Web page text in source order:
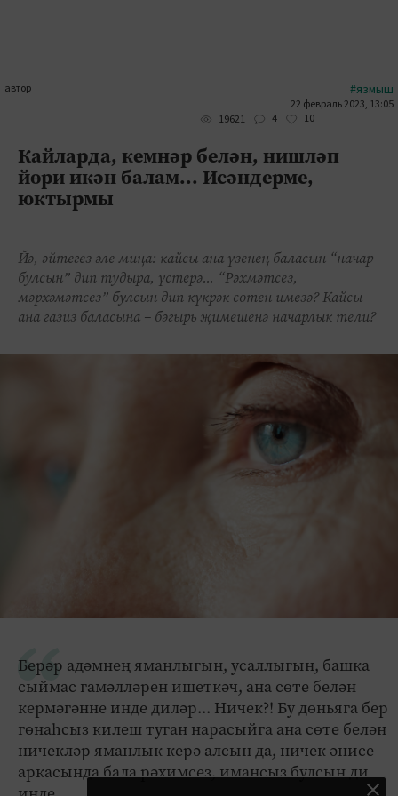
автор #язмыш
22 февраль 2023, 13:05
19621
4 10
Кайларда, кемнәр белән, нишләп
йөри икән балам... Исәндерме,
юктырмы
Йә, әйтегез әле миңа: кайсы ана үзенең баласын “начар
булсын” дип тудыра, үстерә... “Рәхмәтсез,
мәрхәмәтсез” булсын дип күкрәк сөтен имезә? Кайсы
ана газиз баласына – бәгырь җимешенә начарлык тели?
Берәр адәмнең яманлыгын, усаллыгын, башка
сыймас гамәлләрен ишеткәч, ана сөте белән
кермәгәнне инде диләр... Ничек?! Бу дөньяга бер
гөнаһсыз килеш туган нарасыйга ана сөте белән
ничекләр яманлык керә алсын да, ничек әнисе
аркасында бала рәхимсез, имансыз булсын ди